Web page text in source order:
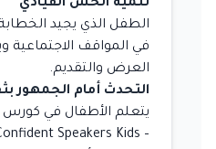
تنمية الحس القيادي
الطفل الذي يجيد
في المواقف الاجتماعية
العرض والتقديم.
التحدث أمام الجمهور
يتعلم الأطفال في كورس